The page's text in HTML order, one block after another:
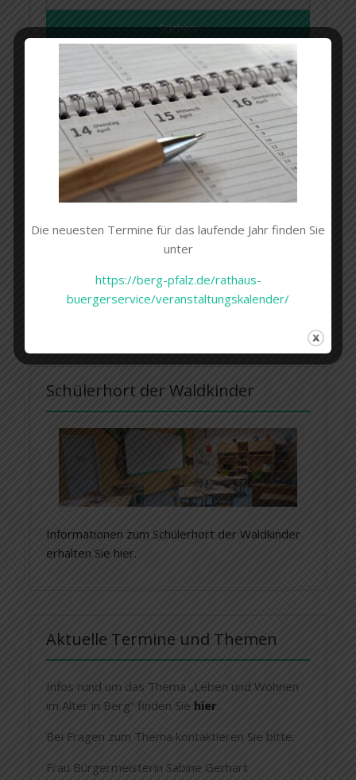
Kindertagesstätte (Kita)
Bergwichtel
das Team des Kindergarten Bergwichtel stellt
Ihnen dasBetreuungskonzeptvor.
Schülerhort der Waldkinder
Informationen zum Schülerhort der Waldkinder
erhalten Sie hier.
Aktuelle Termine und Themen
Infos rund um das Thema „Leben und Wohnen
im Alter in Berg“ finden Sie hier.
Bei Fragen zum Thema kontaktieren Sie bitte:
Frau Bürgermeisterin Sabine Gerhart
Die neuesten Termine für das laufende Jahr finden Sie
unter
https://berg-pfalz.de/rathaus-
buergerservice/veranstaltungskalender/